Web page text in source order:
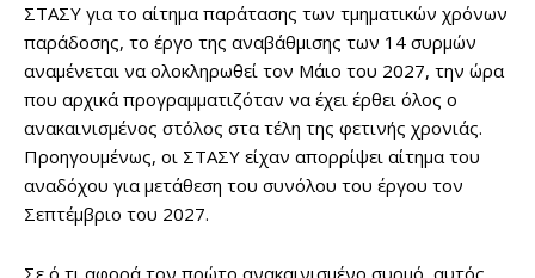
ΣΤΑΣΥ για το αίτημα παράτασης των τμηματικών χρόνων
παράδοσης, το έργο της αναβάθμισης των 14 συρμών
αναμένεται να ολοκληρωθεί τον Μάιο του 2027, την ώρα
που αρχικά προγραμματιζόταν να έχει έρθει όλος ο
ανακαινισμένος στόλος στα τέλη της φετινής χρονιάς.
Προηγουμένως, οι ΣΤΑΣΥ είχαν απορρίψει αίτημα του
αναδόχου για μετάθεση του συνόλου του έργου τον
Σεπτέμβριο του 2027.